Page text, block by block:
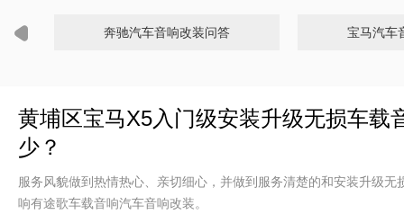
奔驰汽车音响改装问答 宝马汽车
黄埔区宝马X5入门级安装升级无损车载
少？
服务风貌做到热情热心、亲切细心，并做到服务清楚的和安装升级
响有途歌车载音响汽车音响改装。